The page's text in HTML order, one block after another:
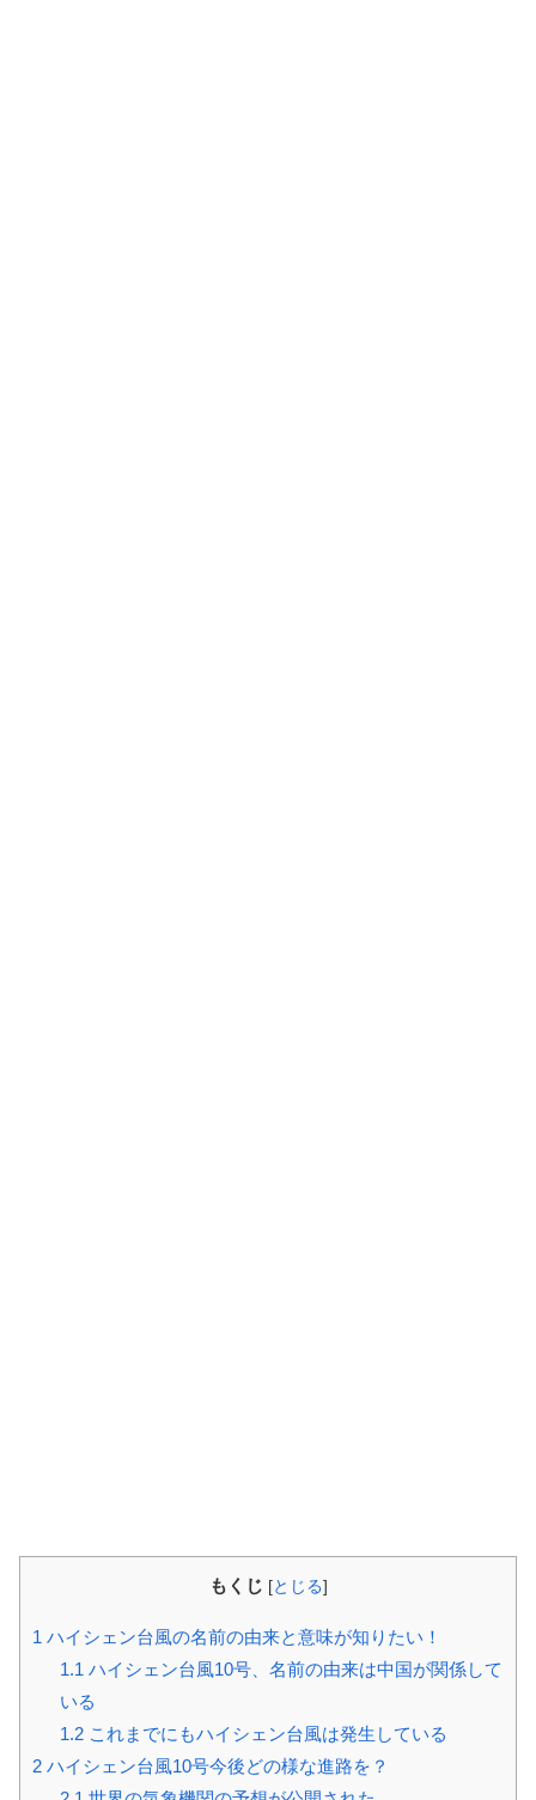
もくじ [とじる]
1 ハイシェン台風の名前の由来と意味が知りたい！
1.1 ハイシェン台風10号、名前の由来は中国が関係して
いる
1.2これまでにもハイシェン台風は発生している
2 ハイシェン台風10号今後どの様な進路を？